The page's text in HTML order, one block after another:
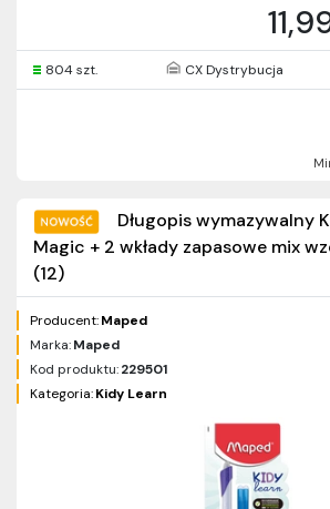
804 szt. CX Dystrybucja
Długopis wymazywalny
Magic + 2 wkłady zapasowe mix
(12)
Producent:Maped
Marka:Maped
Kod produktu:229501
Kategoria:Kidy Learn